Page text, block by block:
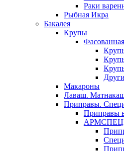
Раки
Рыбная Икра
Бакалея
Крупы
Макароны
Лаваш.
Приправы.
Приправы